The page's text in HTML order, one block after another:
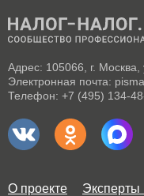
Адрес: 105066, г.
Электронная почта:
Телефон: +7 (495) 134-
О проекте Эксперты